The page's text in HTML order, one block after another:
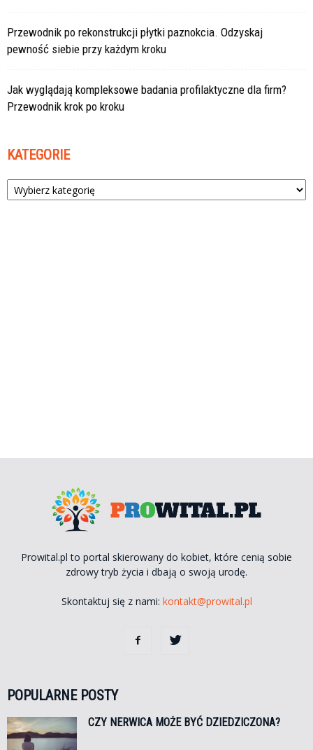
Przewodnik po rekonstrukcji płytki paznokcia. Odzyskaj
pewność siebie przy każdym kroku
Jak wyglądają kompleksowe badania profilaktyczne dla firm?
Przewodnik krok po kroku
KATEGORIE
Kategorie
Prowital.pl to portal skierowany do kobiet, które cenią sobie
zdrowy tryb życia i dbają o swoją urodę.
Skontaktuj się z nami: kontakt@prowital.pl
POPULARNE POSTY
CZY NERWICA MOŻE BYĆ DZIEDZICZONA?